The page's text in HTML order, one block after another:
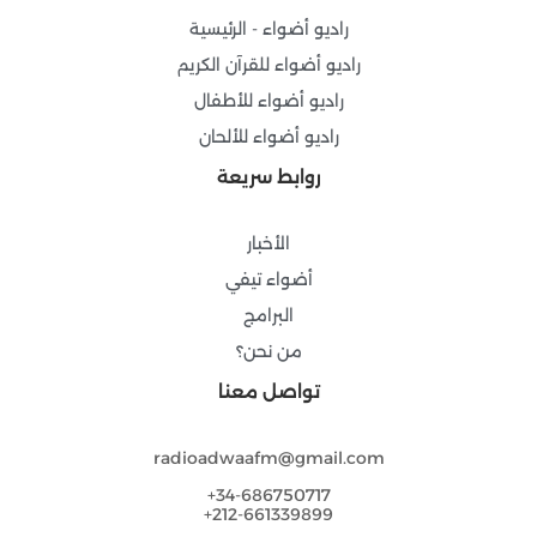
m
-
f
راديو أضواء - الرئيسية
راديو أضواء للقرآن الكريم
راديو أضواء للأطفال
راديو أضواء للألحان
روابط سريعة
الأخبار
أضواء تيفي
البرامج
من نحن؟
تواصل معنا
radioadwaafm@gmail.com
34-686750717+
212-661339899+